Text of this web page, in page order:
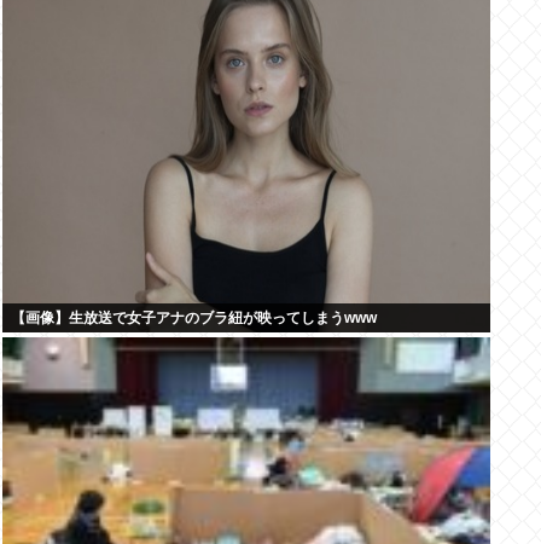
【画像】生放送で女子アナのブラ紐が映ってしまうwww